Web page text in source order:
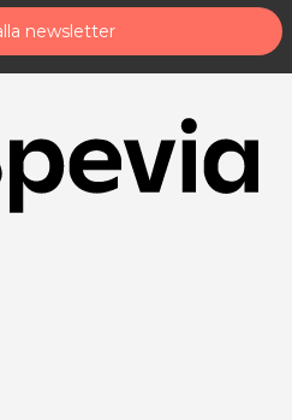
newsletter
youtube
su instagram